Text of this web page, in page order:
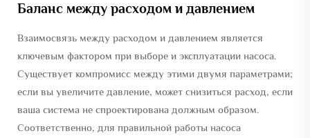
Баланс между расходом и давлением
Взаимосвязь между расходом и давлением является
ключевым фактором при выборе и эксплуатации насоса.
Существует компромисс между этими двумя параметрами;
если вы увеличите давление, может снизиться расход, если
ваша система не спроектирована должным образом.
Соответственно, для правильной работы насоса